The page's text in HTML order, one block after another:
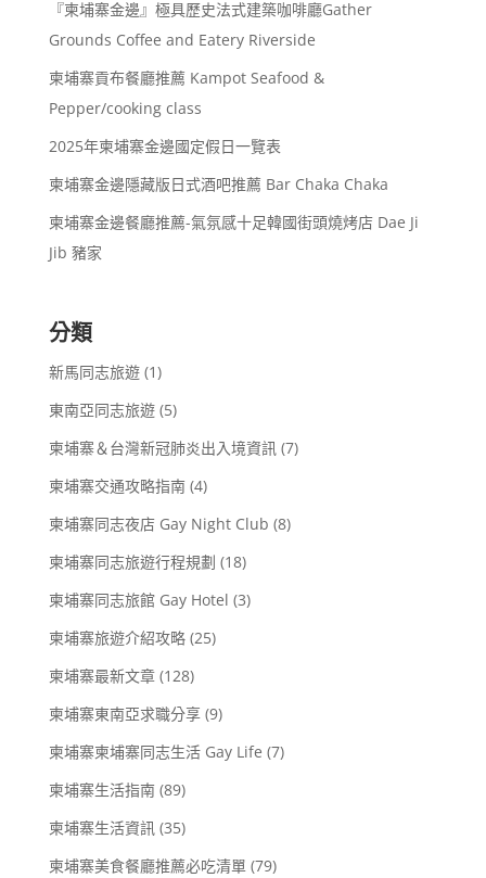
『柬埔寨金邊』極具歷史法式建築咖啡廳Gather
Grounds Coffee and Eatery Riverside
柬埔寨貢布餐廳推薦 Kampot Seafood &
Pepper/cooking class
2025年柬埔寨金邊國定假日一覽表
柬埔寨金邊隱藏版日式酒吧推薦 Bar Chaka Chaka
柬埔寨金邊餐廳推薦-氣氛感十足韓國街頭燒烤店 Dae Ji
Jib 豬家
分類
新馬同志旅遊(1)
東南亞同志旅遊(5)
柬埔寨＆台灣新冠肺炎出入境資訊(7)
柬埔寨交通攻略指南(4)
柬埔寨同志夜店 Gay Night Club (8)
柬埔寨同志旅遊行程規劃 (18)
柬埔寨同志旅館 Gay Hotel (3)
柬埔寨旅遊介紹攻略(25)
柬埔寨最新文章(128)
柬埔寨東南亞求職分享(9)
柬埔寨柬埔寨同志生活 Gay Life (7)
柬埔寨生活指南(89)
柬埔寨生活資訊(35)
柬埔寨美食餐廳推薦必吃清單(79)